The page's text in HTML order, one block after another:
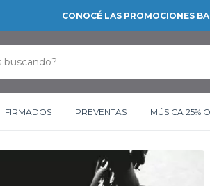
CONOCÉ LAS PROMOCIONES
FIRMADOS PREVENTAS MÚSICA 25%